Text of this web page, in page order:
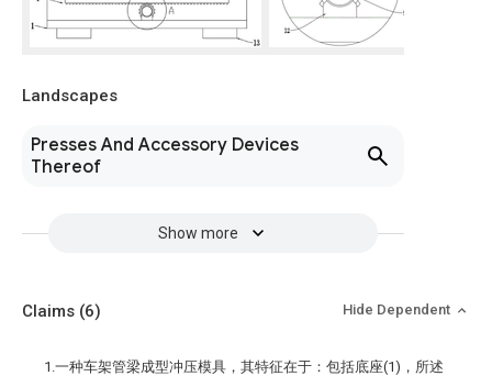
Landscapes
Presses And Accessory Devices
Thereof
Show more
Claims (6) Hide Dependent
1.一种车架管梁成型冲压模具，其特征在于：包括底座(1)，所述